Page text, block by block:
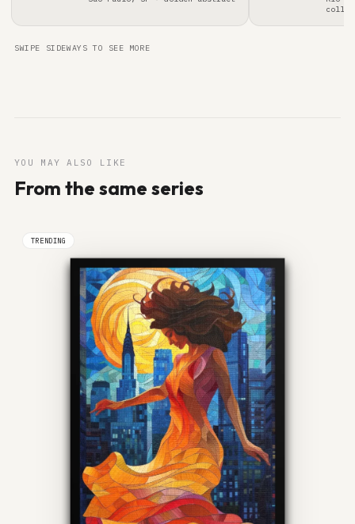
gift.”
SWIPE SIDEWAYS TO SEE MORE
YOU MAY ALSO LIKE
From the same series
TRENDING